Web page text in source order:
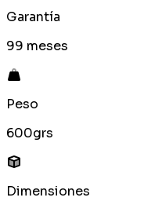
Garantía
99 meses
Peso
600grs
Dimensiones